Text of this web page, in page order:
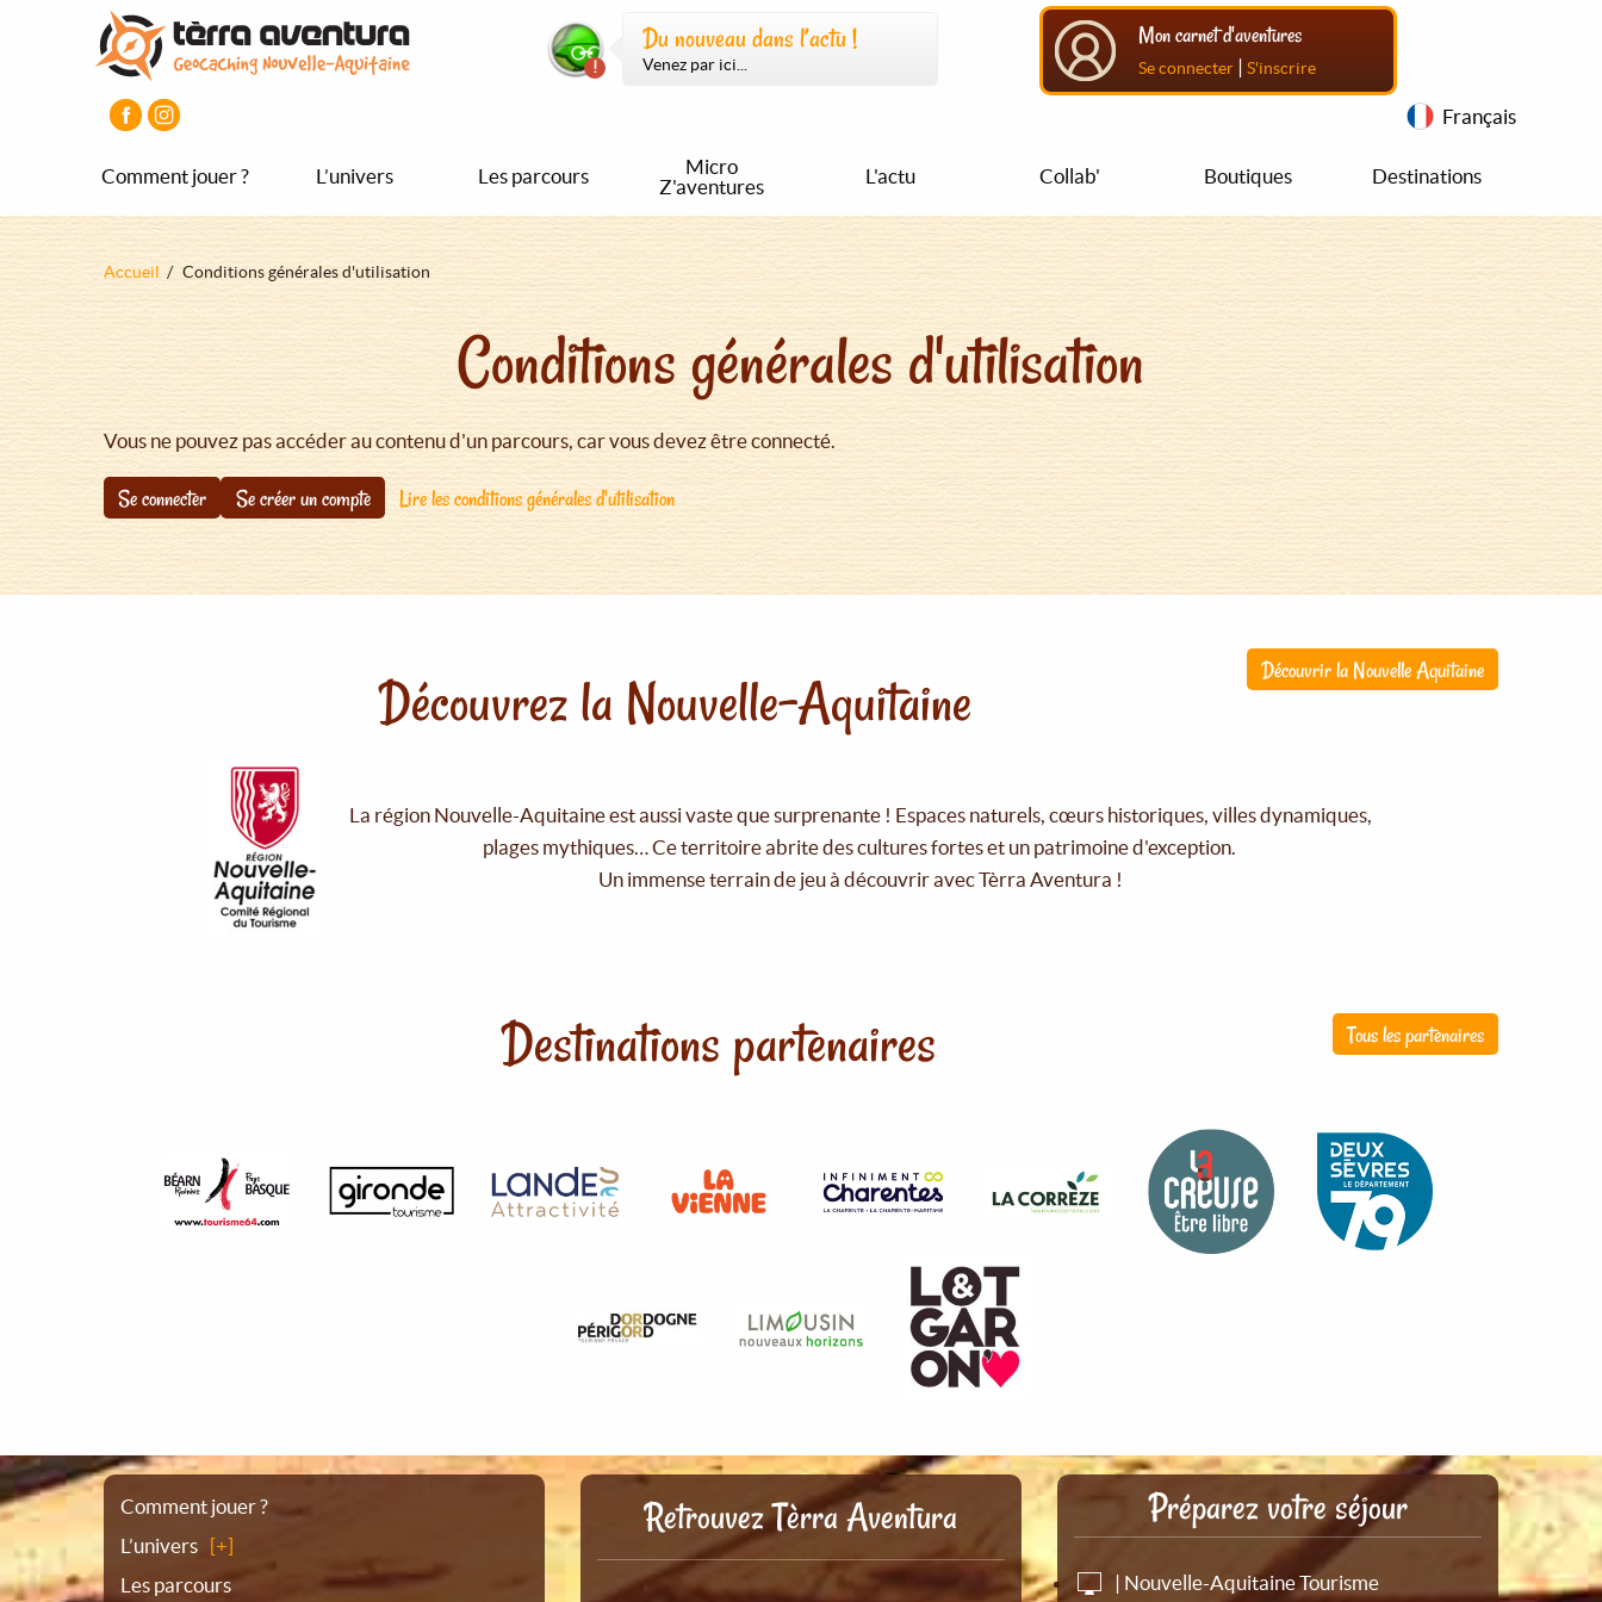
Du nouveau dans l’actu !
Venez par ici...
Mon carnet d'aventures
Se connecter | S'inscrire
Français
Comment jouer ? L’univers Les parcours
Micro
Z'aventures
L'actu Collab' Boutiques Destinations
Fil
Accueil Conditions générales d'utilisation
Conditions générales d'utilisation
Vous ne pouvez pas accéder au contenu d'un parcours, car vous devez être connecté.
Se connecter Se créer un compte Lire les conditions générales d'utilisation
Découvrir la Nouvelle Aquitaine
Découvrez la Nouvelle-Aquitaine
La région Nouvelle-Aquitaine est aussi vaste que surprenante ! Espaces naturels, cœurs historiques, villes dynamiques,
plages mythiques… Ce territoire abrite des cultures fortes et un patrimoine d'exception.
Un immense terrain de jeu à découvrir avec Tèrra Aventura !
Tous les partenaires
Destinations partenaires
Plan
du
Comment jouer ?
L’univers
Les parcours
Retrouvez Tèrra Aventura Préparez votre séjour
| Nouvelle-Aquitaine Tourisme